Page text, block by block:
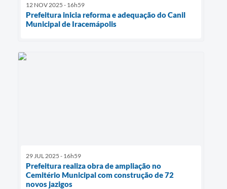
12 NOV 2025 - 16h59
Prefeitura inicia reforma e adequação do Canil
Municipal de Iracemápolis
29 JUL 2025 - 16h59
Prefeitura realiza obra de ampliação no
Cemitério Municipal com construção de 72
novos jazigos